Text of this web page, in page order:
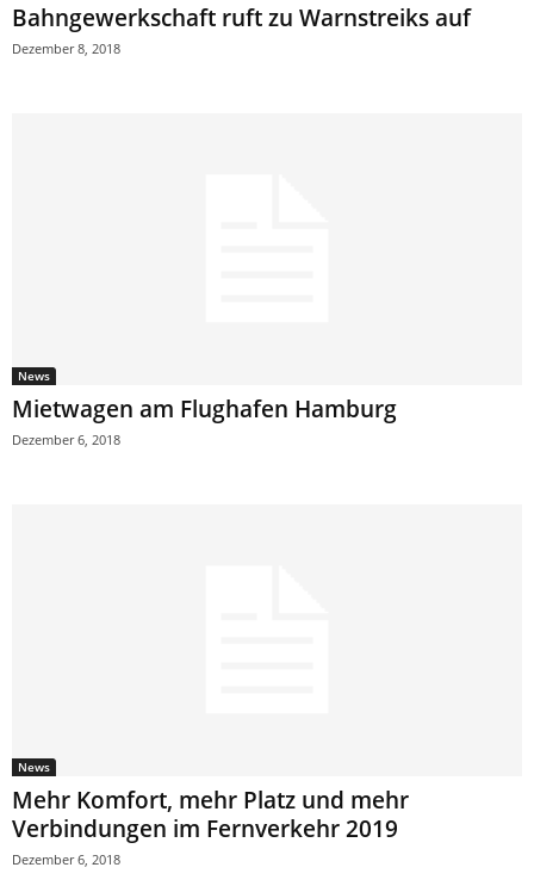
Bahngewerkschaft ruft zu Warnstreiks auf
Dezember 8, 2018
News
Mietwagen am Flughafen Hamburg
Dezember 6, 2018
News
Mehr Komfort, mehr Platz und mehr
Verbindungen im Fernverkehr 2019
Dezember 6, 2018